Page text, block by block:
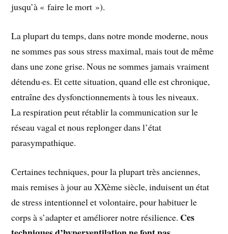
jusqu’à « faire le mort »).
La plupart du temps, dans notre monde moderne, nous
ne sommes pas sous stress maximal, mais tout de même
dans une zone grise. Nous ne sommes jamais vraiment
détendu·es. Et cette situation, quand elle est chronique,
entraîne des dysfonctionnements à tous les niveaux.
La respiration peut rétablir la communication sur le
réseau vagal et nous replonger dans l’état
parasympathique.
Certaines techniques, pour la plupart très anciennes,
mais remises à jour au XXème siècle, induisent un état
de stress intentionnel et volontaire, pour habituer le
corps à s’adapter et améliorer notre résilience. Ces